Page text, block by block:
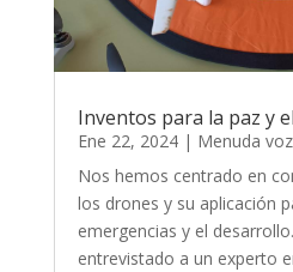
Inventos para la paz y
Ene 22, 2024| Menuda voz
Nos hemos centrado en
los drones y su aplicación
emergencias y el
entrevistado a un experto